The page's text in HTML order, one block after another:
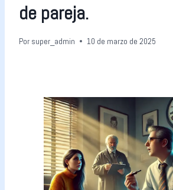
de pareja.
Por super_admin 10 de marzo de 2025